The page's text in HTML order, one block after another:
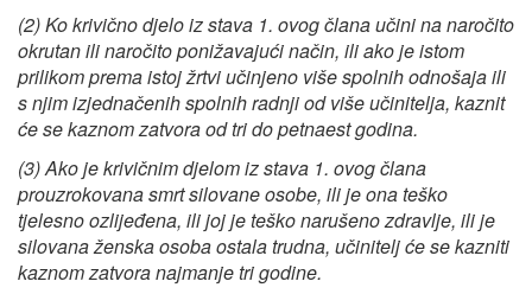
(2) Ko krivično djelo iz stava 1. ovog člana učini na naročito
okrutan ili naročito ponižavajući način, ili ako je istom
prilikom prema istoj žrtvi učinjeno više spolnih odnošaja ili
s njim izjednačenih spolnih radnji od više učinitelja, kaznit
će se kaznom zatvora od tri do petnaest godina.
(3) Ako je krivičnim djelom iz stava 1. ovog člana
prouzrokovana smrt silovane osobe, ili je ona teško
tjelesno ozlijeđena, ili joj je teško narušeno zdravlje, ili je
silovana ženska osoba ostala trudna, učinitelj će se kazniti
kaznom zatvora najmanje tri godine.